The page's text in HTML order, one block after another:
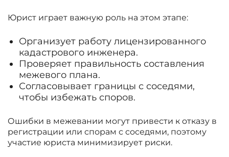
Юрист играет важную роль на этом этапе:
Организует работу лицензированного
кадастрового инженера.
Проверяет правильность составления
межевого плана.
Согласовывает границы с соседями,
чтобы избежать споров.
Ошибки в межевании могут привести к отказу в
регистрации или спорам с соседями, поэтому
участие юриста минимизирует риски.